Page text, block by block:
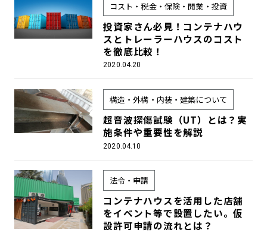
投資家さん必見！コンテナハウ
スとトレーラーハウスのコスト
を徹底比較！
コスト・税金・保険・開業・投資
2020.04.20
超音波探傷試験（UT）とは？実
施条件や重要性を解説
構造・外構・内装・建築について
2020.04.10
コンテナハウスを活用した店舗
をイベント等で設置したい。仮
設許可申請の流れとは？
法令・申請